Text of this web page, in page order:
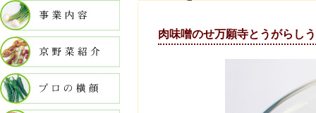
肉味噌のせ万願寺とうがらし